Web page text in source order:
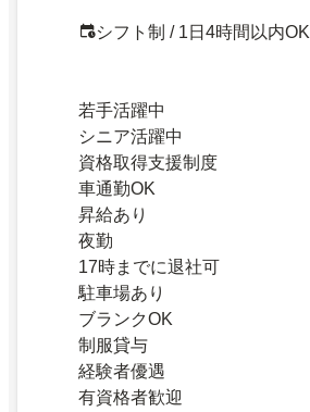
シフト制 / 1日4時間以内OK
若手活躍中
シニア活躍中
資格取得支援制度
車通勤OK
昇給あり
夜勤
17時までに退社可
駐車場あり
ブランクOK
制服貸与
経験者優遇
有資格者歓迎